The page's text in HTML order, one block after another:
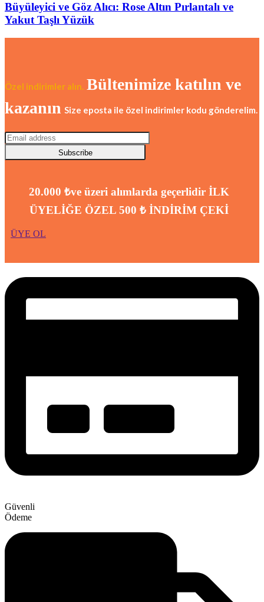
Büyüleyici ve Göz Alıcı: Rose Altın Pırlantalı ve
Yakut Taşlı Yüzük
Özel indirimler alın. Bültenimize katılın ve
kazanın Size eposta ile özel indirimler kodu gönderelim.
Subscribe
20.000 ₺ve üzeri alımlarda geçerlidir İLK
ÜYELİĞE ÖZEL 500 ₺ İNDİRİM ÇEKİ
ÜYE OL
Güvenli
Ödeme